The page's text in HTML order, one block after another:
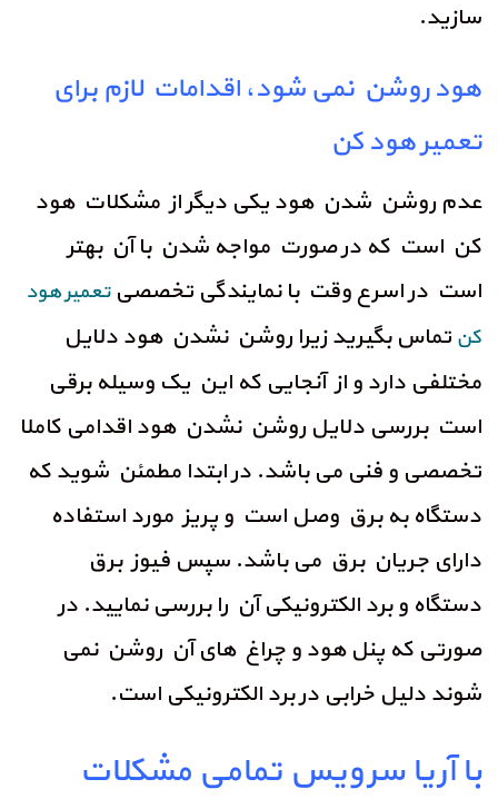
سازید.
هود روشن نمی شود، اقدامات لازم برای
تعمیر هود کن
عدم روشن شدن هود یکی دیگر از مشکلات هود
کن است که در صورت مواجه شدن با آن بهتر
است در اسرع وقت با نمایندگی تخصصیتعمیر هود
کن تماس بگیرید زیرا روشن نشدن هود دلایل
مختلفی دارد و از آنجایی که این یک وسیله برقی
است بررسی دلایل روشن نشدن هود اقدامی کاملا
تخصصی و فنی می باشد. در ابتدا مطمئن شوید که
دستگاه به برق وصل است و پریز مورد استفاده
دارای جریان برق می باشد. سپس فیوز برق
دستگاه و برد الکترونیکی آن را بررسی نمایید. در
صورتی که پنل هود و چراغ های آن روشن نمی
شوند دلیل خرابی در برد الکترونیکی است.
با آریا سرویس تمامی مشکلات